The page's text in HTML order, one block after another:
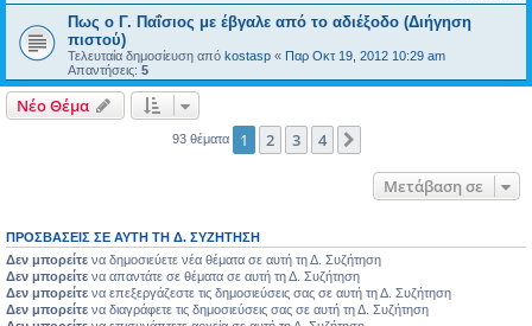
Πως ο Γ. Παΐσιος με έβγαλε από το αδιέξοδο (Διήγηση
πιστού)
Τελευταία δημοσίευση από kostasp « Παρ Οκτ 19, 2012 10:29 am
Απαντήσεις: 5
Νέο Θέμα
93 θέματα 1 2 3 4
Μετάβαση σε
ΠΡΟΣΒΆΣΕΙΣ ΣΕ ΑΥΤΉ ΤΗ Δ. ΣΥΖΉΤΗΣΗ
Δεν μπορείτε να δημοσιεύετε νέα θέματα σε αυτή τη Δ. Συζήτηση
Δεν μπορείτε να απαντάτε σε θέματα σε αυτή τη Δ. Συζήτηση
Δεν μπορείτε να επεξεργάζεστε τις δημοσιεύσεις σας σε αυτή τη Δ. Συζήτηση
Δεν μπορείτε να διαγράφετε τις δημοσιεύσεις σας σε αυτή τη Δ. Συζήτηση